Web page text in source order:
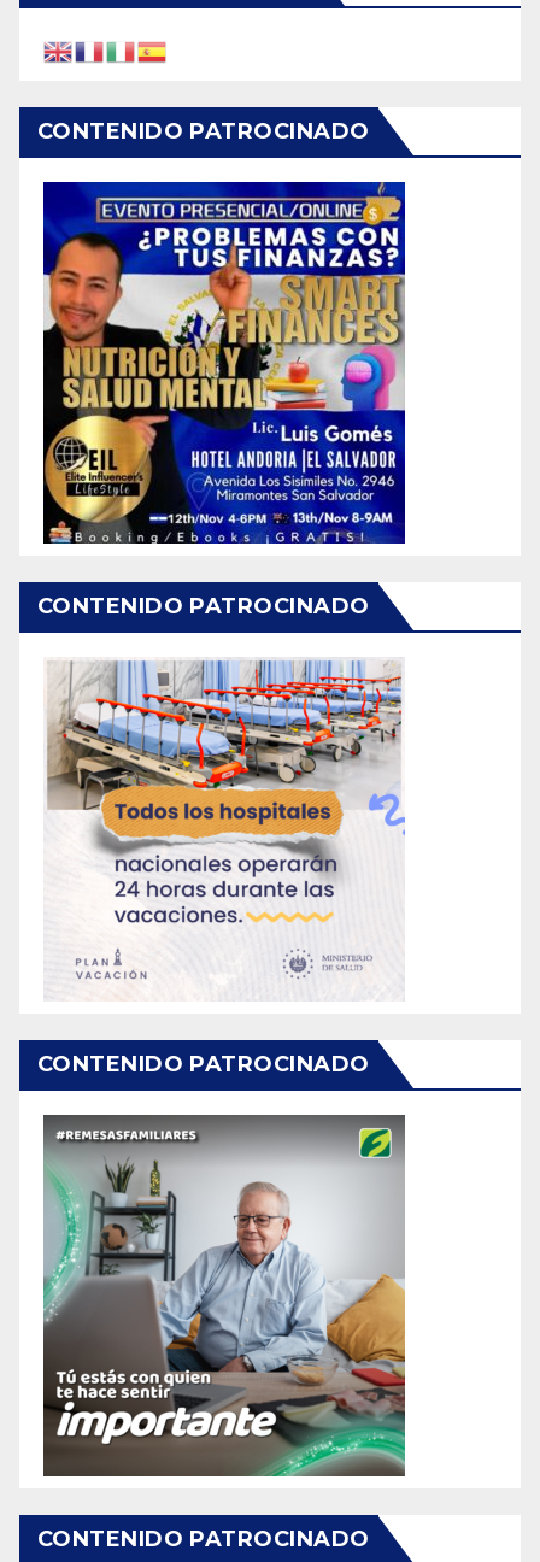
CONTENIDO PATROCINADO
CONTENIDO PATROCINADO
CONTENIDO PATROCINADO
CONTENIDO PATROCINADO